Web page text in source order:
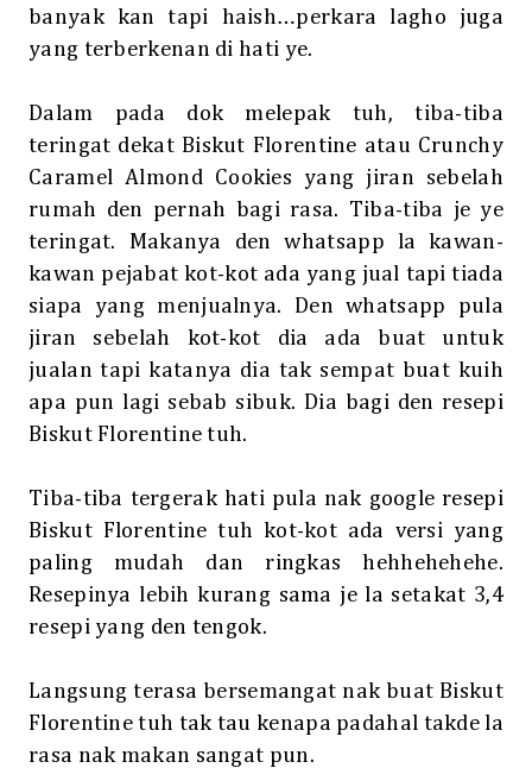
banyak kan tapi haish…perkara lagho juga
yang terberkenan di hati ye.
Dalam pada dok melepak tuh, tiba-tiba
teringat dekat Biskut Florentine atau Crunchy
Caramel Almond Cookies yang jiran sebelah
rumah den pernah bagi rasa. Tiba-tiba je ye
teringat. Makanya den whatsapp la kawan-
kawan pejabat kot-kot ada yang jual tapi tiada
siapa yang menjualnya. Den whatsapp pula
jiran sebelah kot-kot dia ada buat untuk
jualan tapi katanya dia tak sempat buat kuih
apa pun lagi sebab sibuk. Dia bagi den resepi
Biskut Florentine tuh.
Tiba-tiba tergerak hati pula nak google resepi
Biskut Florentine tuh kot-kot ada versi yang
paling mudah dan ringkas hehhehehehe.
Resepinya lebih kurang sama je la setakat 3,4
resepi yang den tengok.
Langsung terasa bersemangat nak buat Biskut
Florentine tuh tak tau kenapa padahal takde la
rasa nak makan sangat pun.